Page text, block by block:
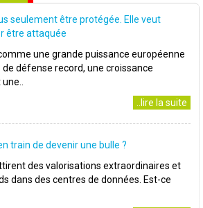
seulement être protégée. Elle veut
être attaquée
une grande puissance européenne
défense record, une croissance
..lire la suite
train de devenir une bulle ?
des valorisations extraordinaires et
dans des centres de données. Est-ce